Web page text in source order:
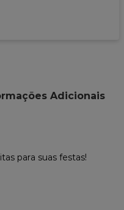
Adicionais
para suas festas!